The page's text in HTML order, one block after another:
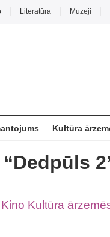
Literatūra Muzeji
Kultūra
Kino Kultūra